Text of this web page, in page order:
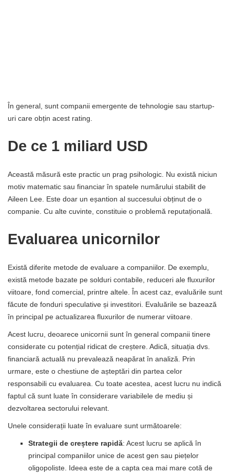
În general, sunt companii emergente de tehnologie sau startup-
uri care obțin acest rating.
De ce 1 miliard USD
Această măsură este practic un prag psihologic. Nu există niciun
motiv matematic sau financiar în spatele numărului stabilit de
Aileen Lee. Este doar un eșantion al succesului obținut de o
companie. Cu alte cuvinte, constituie o problemă reputațională.
Evaluarea unicornilor
Există diferite metode de evaluare a companiilor. De exemplu,
există metode bazate pe solduri contabile, reduceri ale fluxurilor
viitoare, fond comercial, printre altele. În acest caz, evaluările sunt
făcute de fonduri speculative și investitori. Evaluările se bazează
în principal pe actualizarea fluxurilor de numerar viitoare.
Acest lucru, deoarece unicornii sunt în general companii tinere
considerate cu potențial ridicat de creștere. Adică, situația dvs.
financiară actuală nu prevalează neapărat în analiză. Prin
urmare, este o chestiune de așteptări din partea celor
responsabili cu evaluarea. Cu toate acestea, acest lucru nu indică
faptul că sunt luate în considerare variabilele de mediu și
dezvoltarea sectorului relevant.
Unele considerații luate în evaluare sunt următoarele:
Strategii de creștere rapidă: Acest lucru se aplică în
principal companiilor unice de acest gen sau piețelor
oligopoliste. Ideea este de a capta cea mai mare cotă de